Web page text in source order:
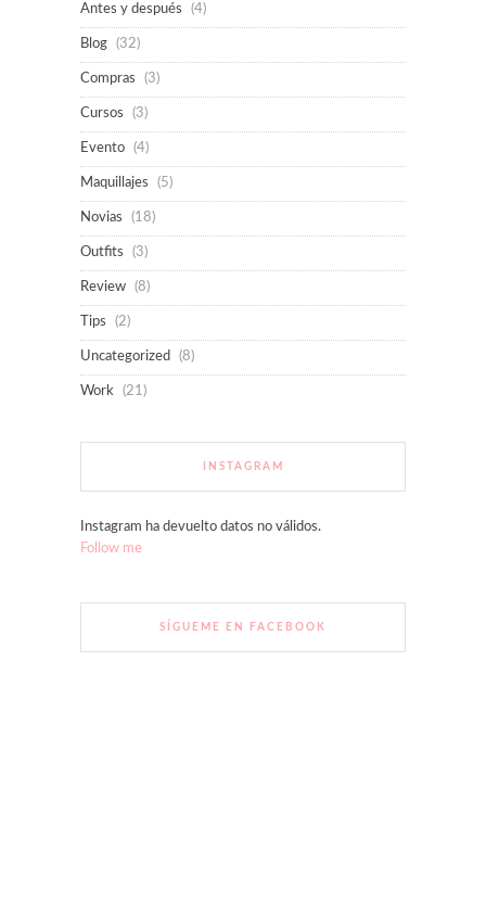
Antes y después (4)
Blog (32)
Compras (3)
Cursos (3)
Evento (4)
Maquillajes (5)
Novias (18)
Outfits (3)
Review (8)
Tips (2)
Uncategorized (8)
Work (21)
INSTAGRAM
Instagram ha devuelto datos no válidos.
Follow me
SÍGUEME EN FACEBOOK